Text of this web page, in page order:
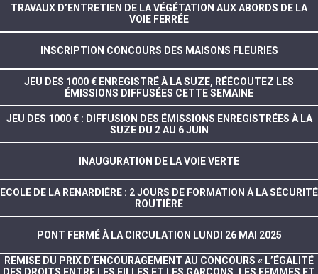
TRAVAUX D’ENTRETIEN DE LA VÉGÉTATION AUX ABORDS DE LA
VOIE FERRÉE
INSCRIPTION CONCOURS DES MAISONS FLEURIES
JEU DES 1000 € ENREGISTRÉ À LA SUZE, RÉÉCOUTEZ LES
ÉMISSIONS DIFFUSÉES CETTE SEMAINE
JEU DES 1000 € : DIFFUSION DES ÉMISSIONS ENREGISTRÉES À LA
SUZE DU 2 AU 6 JUIN
INAUGURATION DE LA VOIE VERTE
ECOLE DE LA RENARDIÈRE : 2 JOURS DE FORMATION À LA SÉCURITÉ
ROUTIÈRE
PONT FERMÉ À LA CIRCULATION LUNDI 26 MAI 2025
REMISE DU PRIX D’ENCOURAGEMENT AU CONCOURS « L’ÉGALITÉ